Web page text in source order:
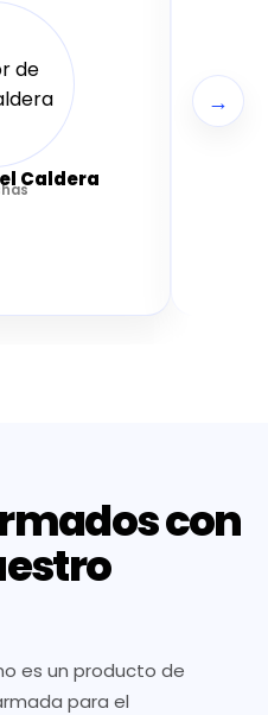
Caldera
→
con
es un producto de
para el